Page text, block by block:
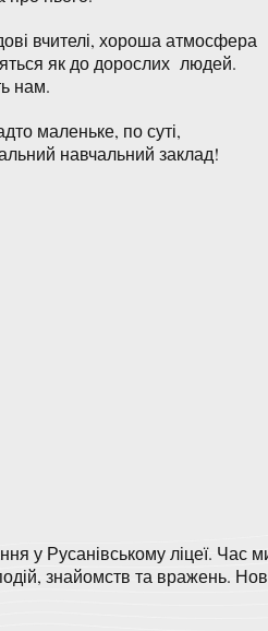
вчителі, хороша атмосфера
як до дорослих людей.
нам.
маленьке, по суті,
навчальний заклад!
у Русанівському ліцеї.
знайомств та вражень. Нові